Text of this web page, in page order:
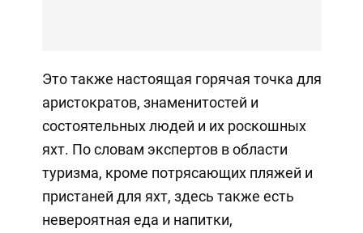
Это также настоящая горячая точка для
аристократов, знаменитостей и
состоятельных людей и их роскошных
яхт. По словам экспертов в области
туризма, кроме потрясающих пляжей и
пристаней для яхт, здесь также есть
невероятная еда и напитки,